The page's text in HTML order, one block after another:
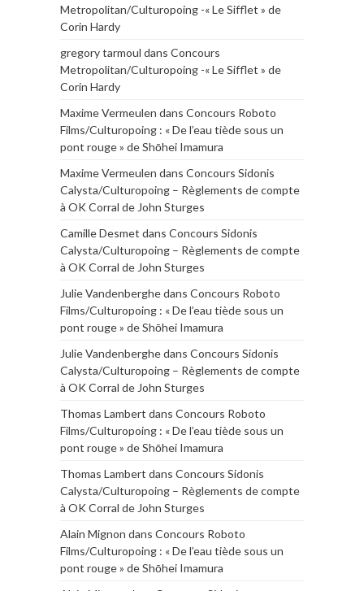
Metropolitan/Culturopoing -« Le Sifflet » de
Corin Hardy
gregory tarmoul dans Concours
Metropolitan/Culturopoing -« Le Sifflet » de
Corin Hardy
Maxime Vermeulen dans Concours Roboto
Films/Culturopoing : « De l’eau tiède sous un
pont rouge » de Shōhei Imamura
Maxime Vermeulen dans Concours Sidonis
Calysta/Culturopoing – Règlements de compte
à OK Corral de John Sturges
Camille Desmet dans Concours Sidonis
Calysta/Culturopoing – Règlements de compte
à OK Corral de John Sturges
Julie Vandenberghedans Concours Roboto
Films/Culturopoing : « De l’eau tiède sous un
pont rouge » de Shōhei Imamura
Julie Vandenberghedans Concours Sidonis
Calysta/Culturopoing – Règlements de compte
à OK Corral de John Sturges
Thomas Lambert dans Concours Roboto
Films/Culturopoing : « De l’eau tiède sous un
pont rouge » de Shōhei Imamura
Thomas Lambert dans Concours Sidonis
Calysta/Culturopoing – Règlements de compte
à OK Corral de John Sturges
Alain Mignon dans Concours Roboto
Films/Culturopoing : « De l’eau tiède sous un
pont rouge » de Shōhei Imamura